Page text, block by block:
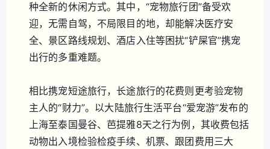
种全新的休闲方式。其中，“宠物旅行团”备受欢
迎，无需自驾，不局限目的地，却能解决医疗安
全、景区路线规划、酒店入住等困扰“铲屎官”携宠
出行的多重难题。
相比携宠短途旅行，长途旅行的花费则更考验宠物
主人的“财力”。以大陆旅行生活平台“爱宠游”发布的
上海至泰国曼谷、芭提雅8天之行为例，其收费包括
动物出入境检验检疫手续、机票、跟团费用三大